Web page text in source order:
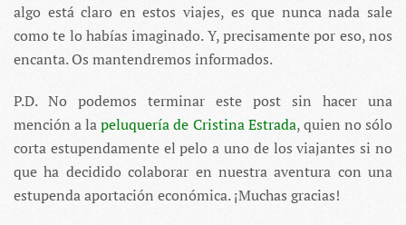
algo está claro en estos viajes, es que nunca nada sale
como te lo habías imaginado. Y, precisamente por eso, nos
encanta. Os mantendremos informados.
P.D. No podemos terminar este post sin hacer una
mención a lapeluquería de Cristina Estrada, quien no sólo
corta estupendamente el pelo a uno de los viajantes si no
que ha decidido colaborar en nuestra aventura con una
estupenda aportación económica. ¡Muchas gracias!